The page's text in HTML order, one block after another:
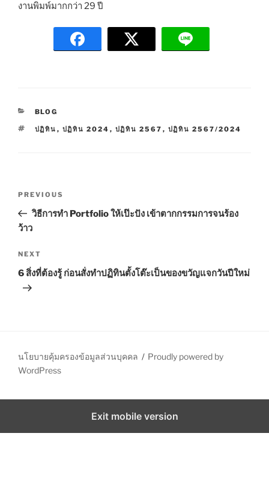
งานพิมพ์มากกว่า 29 ปี
C
T
E
S
BLOG
T
ปฏิทิน , ปฏิทิน 2024 , ปฏิทิน 2567 , ปฏิทิน 2567/2024
s
n
a
v
t
i
P
r
e
i
o
t
PREVIOUS
วิธีการทำ Portfolio ให้เป๊ะปัง เข้าตากกรรมการจนร้อง
ว้าว
N
e
t
NEXT
6 สิ่งที่ต้องรู้ ก่อนสั่งทำปฏิทินตั้งโต๊ะเป็นของขวัญแจกวันปีใหม่
นโยบายคุ้มครองข้อมูลส่วนบุคคล
Proudly powered by
WordPress
Exit mobile version